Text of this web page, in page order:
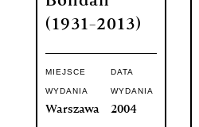
(1931-2013)
MIEJSCE
WYDANIA
Warszawa
DATA
WYDANIA
2004